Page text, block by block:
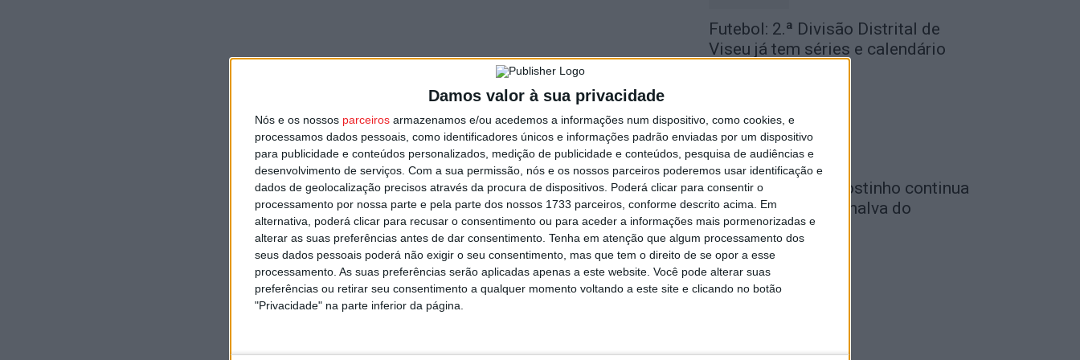
Damos valor à sua privacidade
Nós e os nossos parceiros armazenamos e/ou acedemos a informações num dispositivo, como cookies, e
processamos dados pessoais, como identificadores únicos e informações padrão enviadas por um dispositivo
para publicidade e conteúdos personalizados, medição de publicidade e conteúdos, pesquisa de audiências e
desenvolvimento de serviços. Com a sua permissão, nós e os nossos parceiros poderemos usar identificação e
dados de geolocalização precisos através da procura de dispositivos. Poderá clicar para consentir o
processamento por nossa parte e pela parte dos nossos 1733 parceiros, conforme descrito acima. Em
alternativa, poderá clicar para recusar o consentimento ou para aceder a informações mais pormenorizadas e
alterar as suas preferências antes de dar consentimento. Tenha em atenção que algum processamento dos
seus dados pessoais poderá não exigir o seu consentimento, mas que tem o direito de se opor a esse
processamento. As suas preferências serão aplicadas apenas a este website. Você pode alterar suas
preferências ou retirar seu consentimento a qualquer momento voltando a este site e clicando no botão
"Privacidade" na parte inferior da página.
Futebol: 2.ª Divisão Distrital de
Viseu já tem séries e calendário
Futebol: Carlos Agostinho continua
no comando do Penalva do
Castelo